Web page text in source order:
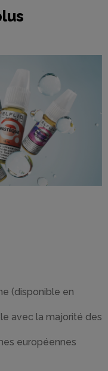
(disponible en
avec la majorité des
européennes